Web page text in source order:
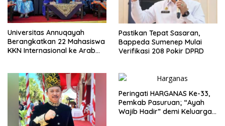
Universitas Annuqayah
Berangkatkan 22 Mahasiswa
KKN Internasional ke Arab
Pastikan Tepat Sasaran,
Bappeda Sumenep Mulai
Verifikasi 208 Pokir DPRD
Peringati HARGANAS Ke-33,
Pemkab Pasuruan; “Ayah
Wajib Hadir” demi Keluarga